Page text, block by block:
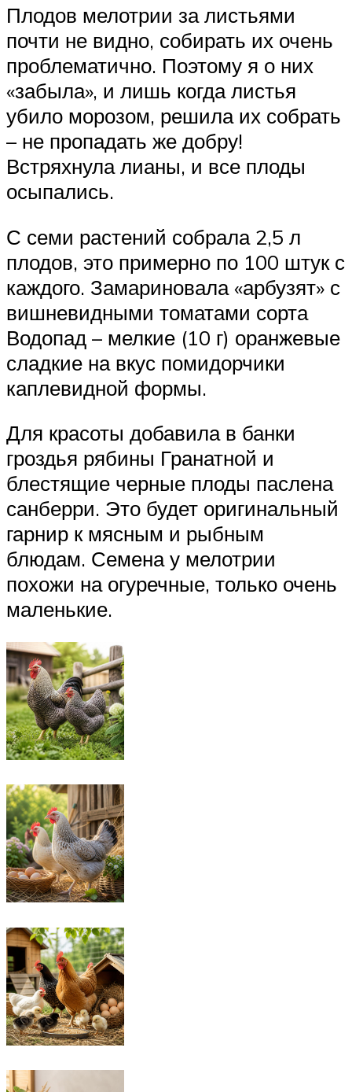
Плодов мелотрии за листьями
почти не видно, собирать их очень
проблематично. Поэтому я о них
«забыла», и лишь когда листья
убило морозом, решила их собрать
– не пропадать же добру!
Встряхнула лианы, и все плоды
осыпались.
С семи растений собрала 2,5 л
плодов, это примерно по 100 штук с
каждого. Замариновала «арбузят» с
вишневидными томатами сорта
Водопад – мелкие (10 г) оранжевые
сладкие на вкус помидорчики
каплевидной формы.
Для красоты добавила в банки
гроздья рябины Гранатной и
блестящие черные плоды паслена
санберри. Это будет оригинальный
гарнир к мясным и рыбным
блюдам. Семена у мелотрии
похожи на огуречные, только очень
маленькие.